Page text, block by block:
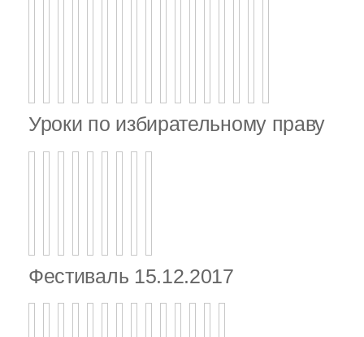
Уроки по избирательному праву
Фестиваль 15.12.2017